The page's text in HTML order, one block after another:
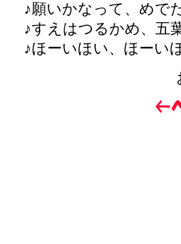
♪願いかなって、めで
♪すえはつるかめ、五
♪ほーいほい、ほーい